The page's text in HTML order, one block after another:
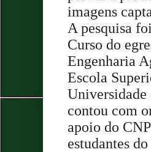
imagens
A pesquisa
Curso do
Engenharia
Escola
Universidade
contou com
apoio do
estudantes